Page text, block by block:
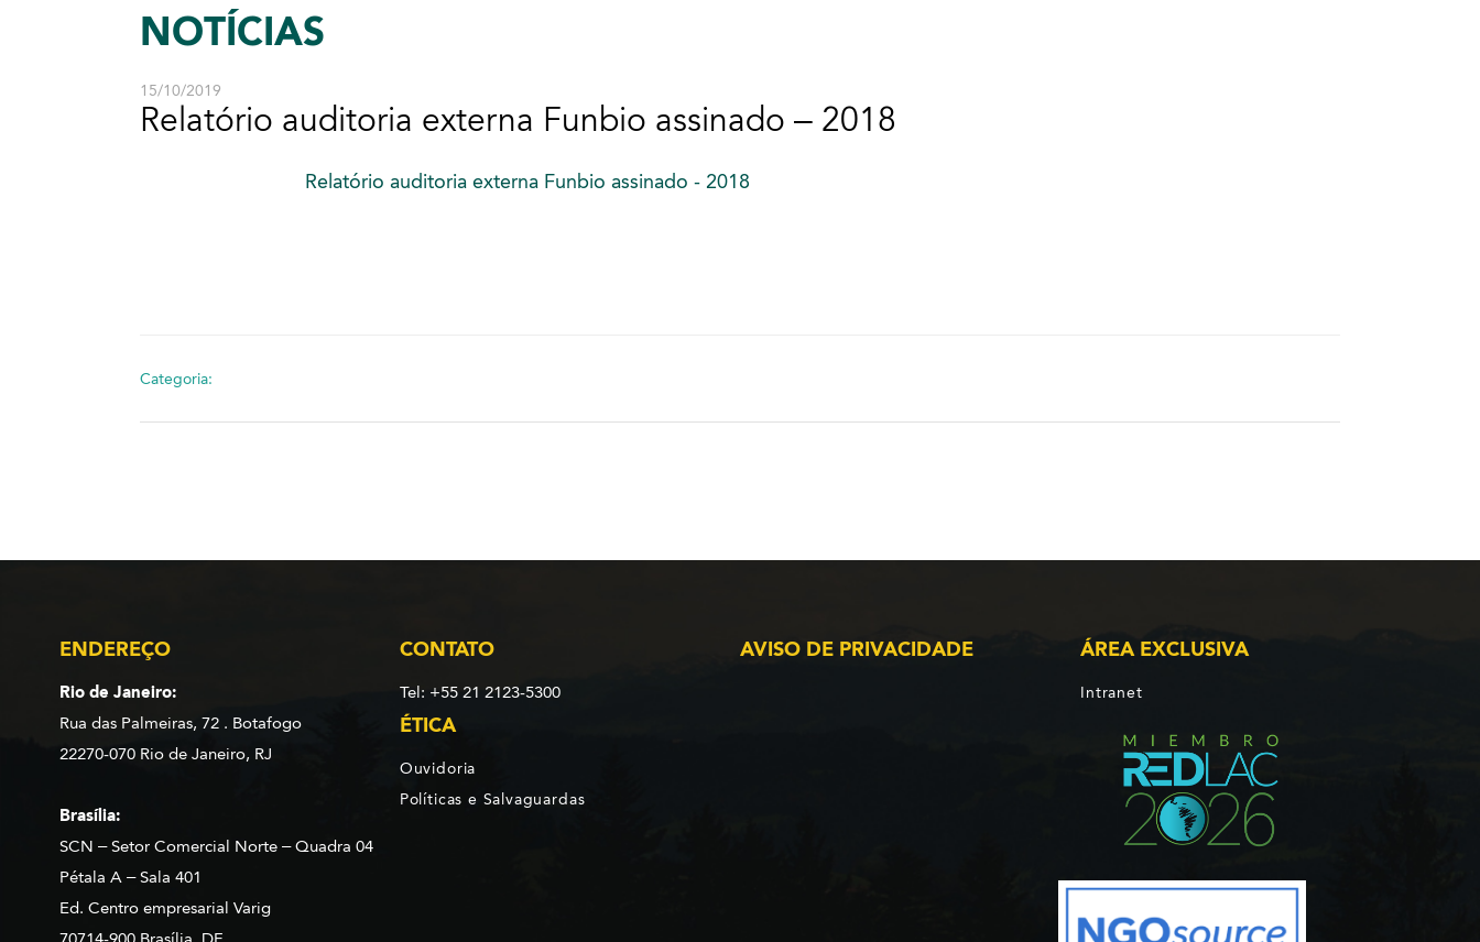
NOTÍCIAS
15/10/2019
Relatório auditoria externa Funbio assinado – 2018
Relatório auditoria externa Funbio assinado - 2018
Categoria:
ENDEREÇO
Rio de Janeiro:
Rua das Palmeiras, 72 . Botafogo
22270-070 Rio de Janeiro, RJ
Brasília:
SCN – Setor Comercial Norte – Quadra 04
Pétala A – Sala 401
Ed. Centro empresarial Varig
CONTATO
Tel: +55 21 2123-5300
AVISO DE PRIVACIDADE ÁREA EXCLUSIVA
Intranet
ÉTICA
Ouvidoria
Políticas e Salvaguardas